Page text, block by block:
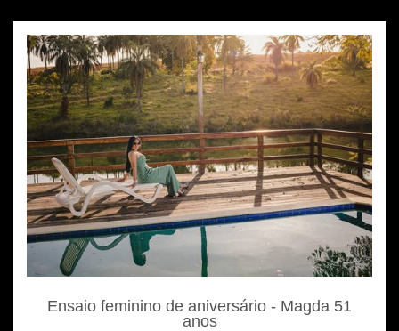
Ensaio feminino de aniversário - Magda 51
anos